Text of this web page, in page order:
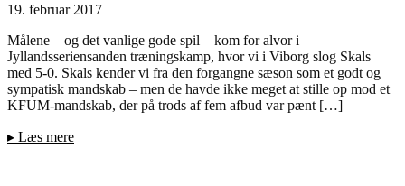
19. februar 2017
Målene – og det vanlige gode spil – kom for alvor i
Jyllandsseriensanden træningskamp, hvor vi i Viborg slog Skals
med 5-0. Skals kender vi fra den forgangne sæson som et godt og
sympatisk mandskab – men de havde ikke meget at stille op mod et
KFUM-mandskab, der på trods af fem afbud var pænt […]
▸ Læs mere